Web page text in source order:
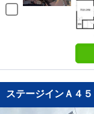
ステージインＡ４５